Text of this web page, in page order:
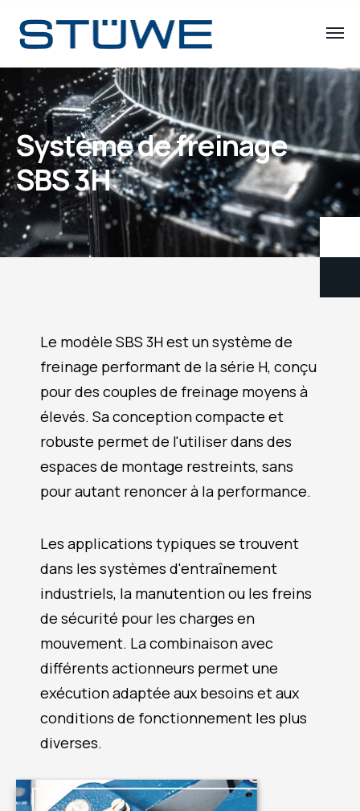
Système de freinage
SBS 3H
Le modèle SBS 3H est un système de
freinage performant de la série H, conçu
pour des couples de freinage moyens à
élevés. Sa conception compacte et
robuste permet de l'utiliser dans des
espaces de montage restreints, sans
pour autant renoncer à la performance.
Les applications typiques se trouvent
dans les systèmes d'entraînement
industriels, la manutention ou les freins
de sécurité pour les charges en
mouvement. La combinaison avec
différents actionneurs permet une
exécution adaptée aux besoins et aux
conditions de fonctionnement les plus
diverses.